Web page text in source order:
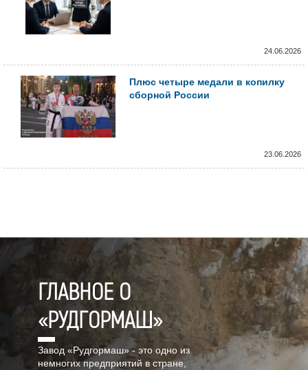
24.06.2026
Плюс четыре медали в копилку
сборной России
23.06.2026
ГЛАВНОЕ О
«РУДГОРМАШ»
Завод «Рудгормаш» - это одно из
немногих предприятий в стране,